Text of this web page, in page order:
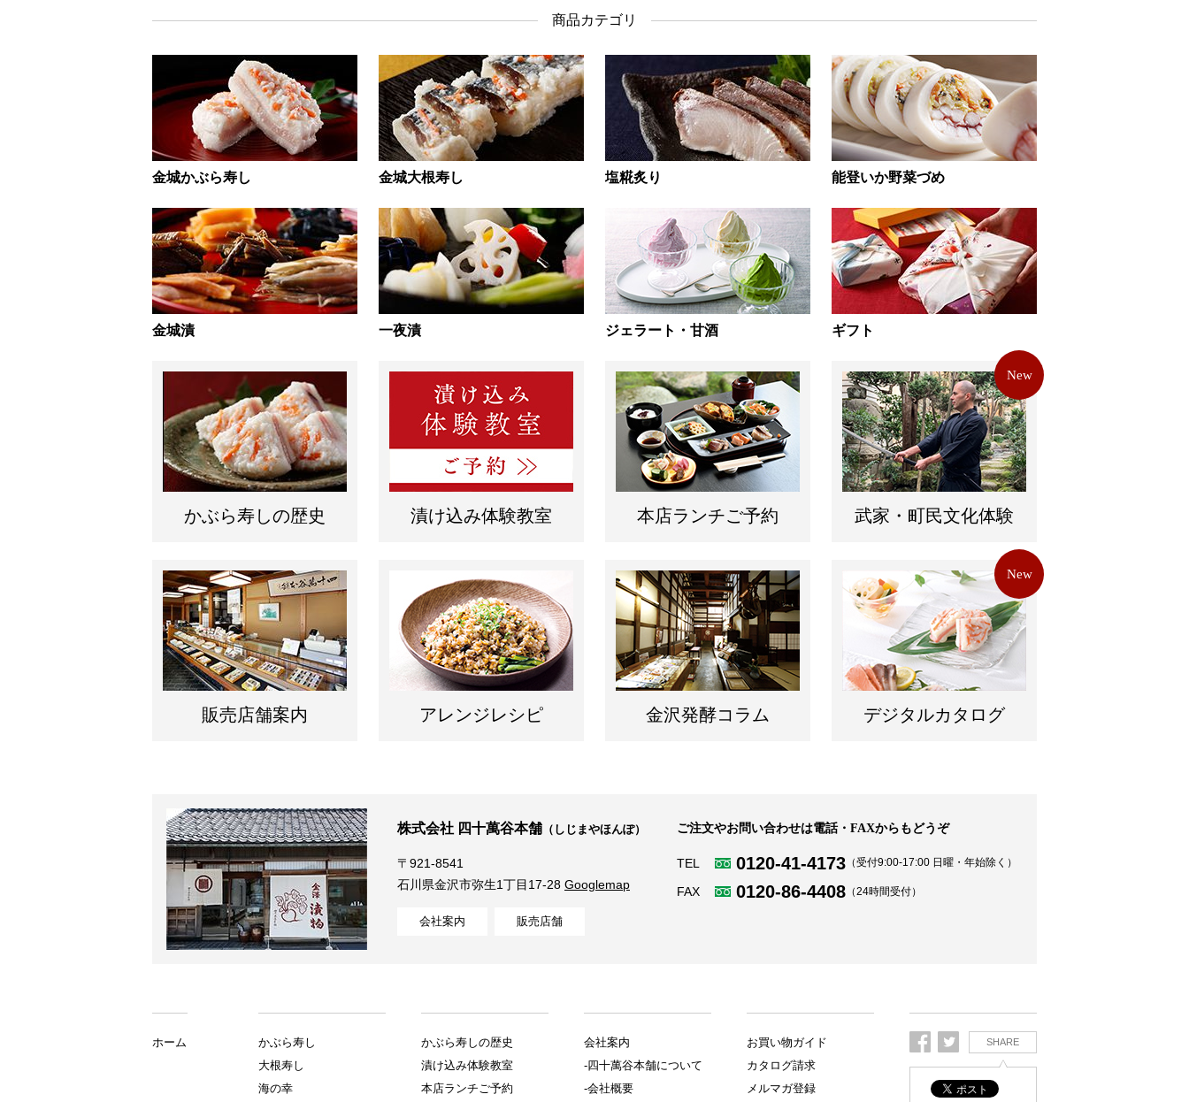
商品カテゴリ
金城かぶら寿し 金城大根寿し 塩糀炙り 能登いか野菜づめ
金城漬 一夜漬 ジェラート・甘酒 ギフト
かぶら寿しの歴史 漬け込み体験教室 本店ランチご予約
New
武家・町民文化体験
販売店舗案内 アレンジレシピ 金沢発酵コラム
New
デジタルカタログ
株式会社 四十萬谷本舗 （しじまやほんぽ）
〒921-8541
石川県金沢市弥生1丁目17-28 Googlemap
会社案内 販売店舗
ご注文やお問い合わせは電話・FAXからもどうぞ
TEL 0120-41-4173 （受付9:00-17:00 日曜・年始除く）
FAX 0120-86-4408 （24時間受付）
ホーム
かぶら寿し
大根寿し
海の幸
かぶら寿しの歴史
漬け込み体験教室
本店ランチご予約
会社案内
-四十萬谷本舗について
-会社概要
お買い物ガイド
カタログ請求
メルマガ登録
SHARE